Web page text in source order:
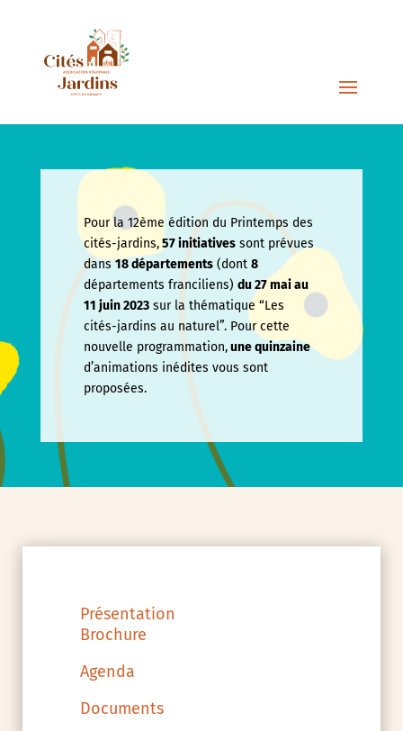
Pour la 12ème édition du Printemps des
cités-jardins,57 initiativessont prévues
dans18 départements(dont 8
départements franciliens) du 27 mai au
11 juin2023sur la thématique “Les
cités-jardins au naturel”. Pour cette
nouvelle programmation,une quinzaine
d’animations inédites vous sont
proposées.
Présentation
Brochure
Agenda
Documents